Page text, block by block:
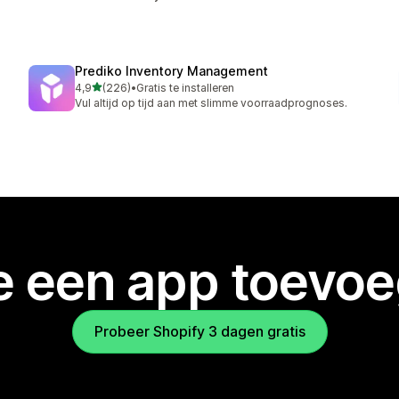
Prediko Inventory Management
4,9van 5 sterren
(226)
226 recensies in totaal
•Gratis te installeren
Vul altijd op tijd aan met slimme voorraadprognoses.
een app
Probeer Shopify 3 dagen gratis